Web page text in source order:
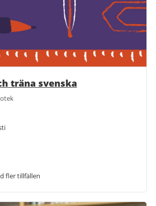
träna svenska
fler tillfällen